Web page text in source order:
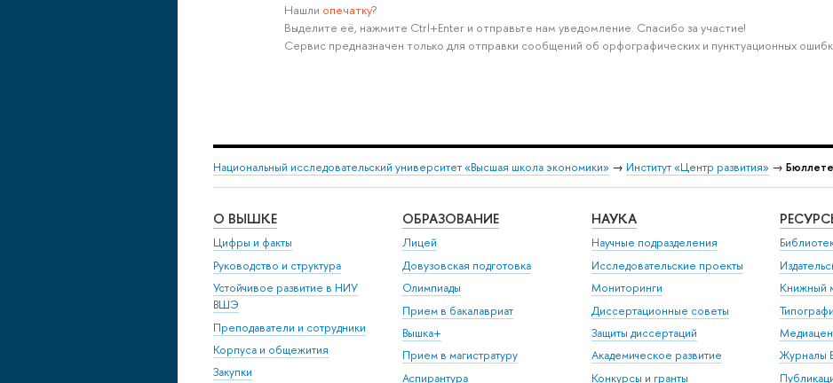
Нашли опечатку?
Выделите её, нажмите Ctrl+Enter и отправьте нам уведомление. Спасибо за участие!
Сервис предназначен только для отправки сообщений об орфографических и пунктуационных
Национальный исследовательский университет «Высшая школа экономики» → Институт «Центр развития» →
О ВЫШКЕ
Цифры и факты
Руководство и структура
Устойчивое развитие в НИУ
ВШЭ
Преподаватели и сотрудники
Корпуса и общежития
Закупки
ОБРАЗОВАНИЕ
Лицей
Довузовская подготовка
Олимпиады
Прием в бакалавриат
Вышка+
Прием в магистратуру
Аспирантура
НАУКА
Научные подразделения
Исследовательские проекты
Мониторинги
Диссертационные советы
Защиты диссертаций
Академическое развитие
Конкурсы и гранты
Книжный
Журналы